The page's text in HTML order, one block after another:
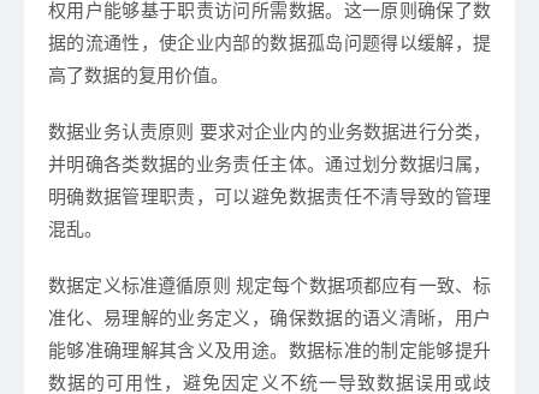
权用户能够基于职责访问所需数据。这一原则确保了数
据的流通性，使企业内部的数据孤岛问题得以缓解，提
高了数据的复用价值。
数据业务认责原则 要求对企业内的业务数据进行分类，
并明确各类数据的业务责任主体。通过划分数据归属，
明确数据管理职责，可以避免数据责任不清导致的管理
混乱。
数据定义标准遵循原则 规定每个数据项都应有一致、标
准化、易理解的业务定义，确保数据的语义清晰，用户
能够准确理解其含义及用途。数据标准的制定能够提升
数据的可用性，避免因定义不统一导致数据误用或歧